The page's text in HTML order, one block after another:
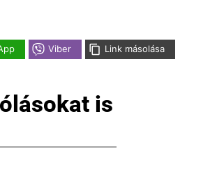
Viber Link másolása
is